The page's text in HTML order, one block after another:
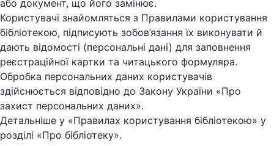
або документ, що його замінює.
Користувачі знайомляться з Правилами користування
бібліотекою, підписують зобов’язання їх виконувати й
дають відомості (персональні дані) для заповнення
реєстраційної картки та читацького формуляра.
Обробка персональних даних користувачів
здійснюється відповідно до Закону України «Про
захист персональних даних».
Детальніше у «Правилах користування бібліотекою» у
розділі «Про бібліотеку».